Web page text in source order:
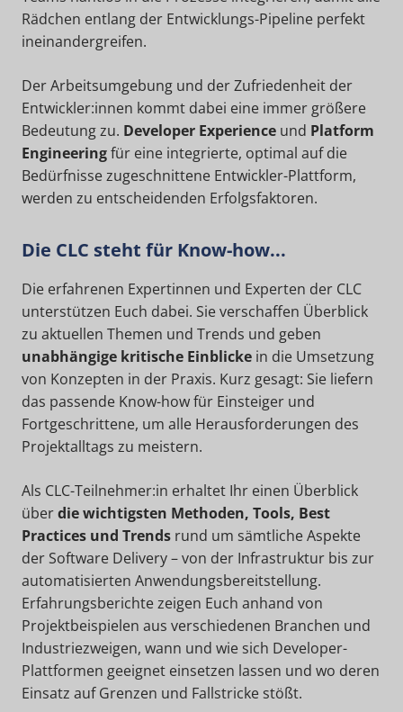
Rädchen entlang der Entwicklungs-Pipeline perfekt
ineinandergreifen.
Der Arbeitsumgebung und der Zufriedenheit der
Entwickler:innen kommt dabei eine immer größere
Bedeutung zu. Developer Experience und Platform
Engineeringfür eine integrierte, optimal auf die
Bedürfnisse zugeschnittene Entwickler-Plattform,
werden zu entscheidenden Erfolgsfaktoren.
Die CLC steht für Know-how...
Die erfahrenen Expertinnen und Experten der CLC
unterstützen Euch dabei. Sie verschaffen Überblick
zu aktuellen Themen und Trends und geben
unabhängige kritische Einblicke in die Umsetzung
von Konzepten in der Praxis. Kurz gesagt: Sie liefern
das passende Know-how für Einsteiger und
Fortgeschrittene, um alle Herausforderungen des
Projektalltags zu meistern.
Als CLC-Teilnehmer:in erhaltet Ihr einen Überblick
überdie wichtigsten Methoden, Tools, Best
Practices und Trends rund um sämtliche Aspekte
der Software Delivery – von der Infrastruktur bis zur
automatisierten Anwendungsbereitstellung.
Erfahrungsberichte zeigen Euch anhand von
Projektbeispielen aus verschiedenen Branchen und
Industriezweigen, wann und wie sich Developer-
Plattformen geeignet einsetzen lassen und wo deren
Einsatz auf Grenzen und Fallstricke stößt.